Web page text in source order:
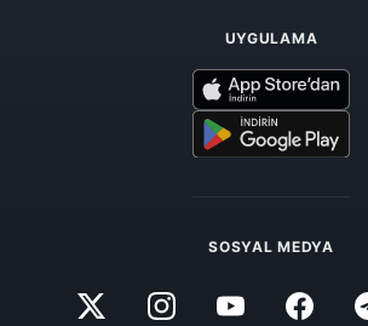
UYGULAMA
SOSYAL MEDYA